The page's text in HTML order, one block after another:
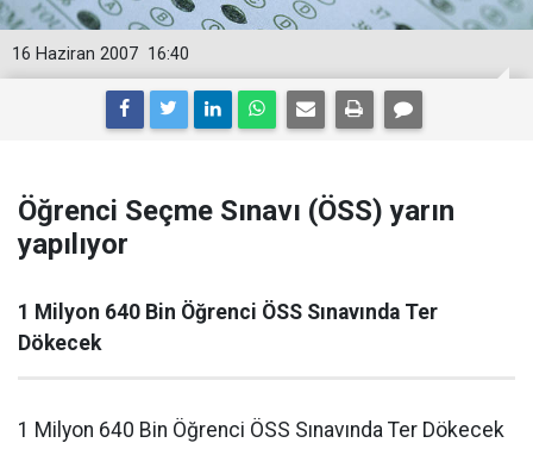
16:40
16 Haziran 2007
Öğrenci Seçme Sınavı (ÖSS) yarın
yapılıyor
1 Milyon 640 Bin Öğrenci ÖSS Sınavında Ter
Dökecek
1 Milyon 640 Bin Öğrenci ÖSS Sınavında Ter Dökecek